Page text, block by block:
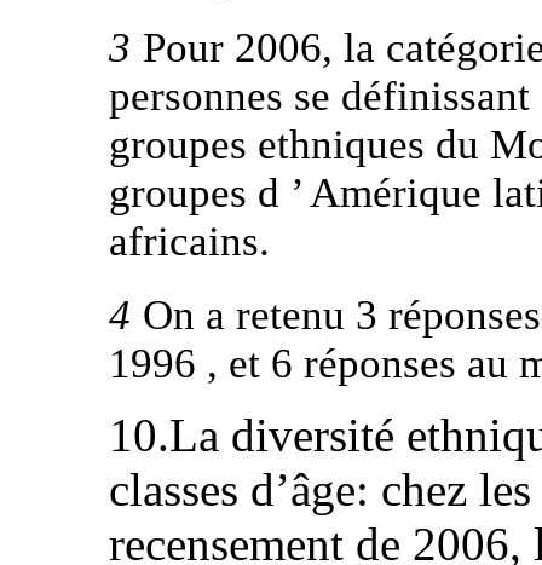
3 Pour 2006, la
personnes se
groupes ethniques du
groupes d ’ Amérique
africains.
4 On a retenu 3
1996 , et 6 réponses au
10.La diversité
classes d’âge: chez
recensement de